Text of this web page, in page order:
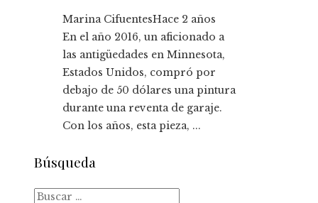
Marina CifuentesHace 2 años
En el año 2016, un aficionado a
las antigüedades en Minnesota,
Estados Unidos, compró por
debajo de 50 dólares una pintura
durante una reventa de garaje.
Con los años, esta pieza, ...
Búsqueda
Buscar: